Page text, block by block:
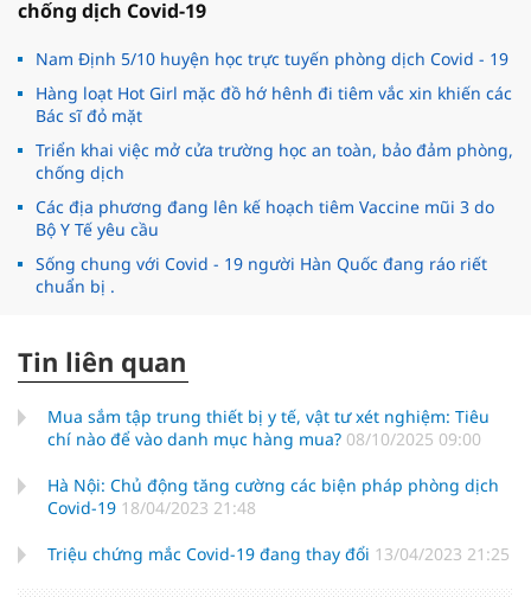
chống dịch Covid-19
Nam Định 5/10 huyện học trực tuyến phòng dịch Covid - 19
Hàng loạt Hot Girl mặc đồ hớ hênh đi tiêm vắc xin khiến các
Bác sĩ đỏ mặt
Triển khai việc mở cửa trường học an toàn, bảo đảm phòng,
chống dịch
Các địa phương đang lên kế hoạch tiêm Vaccine mũi 3 do
Bộ Y Tế yêu cầu
Sống chung với Covid - 19 người Hàn Quốc đang ráo riết
chuẩn bị .
Tin liên quan
Mua sắm tập trung thiết bị y tế, vật tư xét nghiệm: Tiêu
chí nào để vào danh mục hàng mua? 08/10/2025 09:00
Hà Nội: Chủ động tăng cường các biện pháp phòng dịch
Covid-19 18/04/2023 21:48
Triệu chứng mắc Covid-19 đang thay đổi 13/04/2023 21:25